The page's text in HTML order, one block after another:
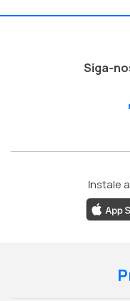
Siga-
Instale